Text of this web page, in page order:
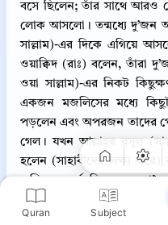
Quran Subject
বসে ছিলেন; তাঁর সাথে আরও
লোক আসলো। তন্মধ্যে দু’জন
সাল্লাম)-এর দিকে এগিয়ে
ওয়াক্বিদ (রাঃ) বলেন, তাঁরা
ওয়া সাল্লাম)-এর নিকট
একজন মজলিসের মধ্যে
পড়লেন এবং অপরজন তাদের
গেল। যখন আল্লাহর রসূল
হলেন (সাহাবীদের লক্ষ্য
ব্যক্তি সম্পর্কে কিছু বলব না?
করল, আল্লাহ তাকে আশ্রয়
আল্লাহও তার ব্যাপারে
Copy